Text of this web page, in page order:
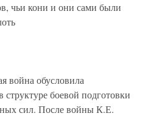
чьи кони и они сами были
война обусловила
боевой подготовки
сил. После войны К.Е.